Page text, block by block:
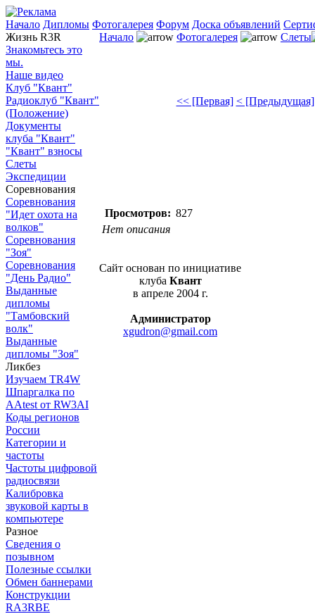
Начало Дипломы Фотогалерея Форум Доска объявлений
Жизнь R3R
Знакомьтесь это
мы.
Наше видео
Клуб "Квант"
Радиоклуб "Квант"
(Положение)
Документы
клуба "Квант"
"Квант" взносы
Слеты
Экспедиции
Соревнования
Соревнования
"Идет охота на
волков"
Соревнования
"Зоя"
Соревнования
"День Радио"
Выданные
дипломы
"Тамбовский
волк"
Выданные
дипломы "Зоя"
Ликбез
Изучаем TR4W
Шпаргалка по
AAtest от RW3AI
Коды регионов
России
Категории и
частоты
Частоты цифровой
радиосвязи
Калибровка
звуковой карты в
компьютере
Разное
Сведения о
позывном
Полезные ссылки
Обмен баннерами
Конструкции
RA3RBE
Начало Фотогалерея Слеты
<< [Первая] < [Предыдущая]
Просмотров: 827
Нет описания
Сайт основан по инициативе
клуба Квант
в апреле 2004 г.
Администратор
xgudron@gmail.com